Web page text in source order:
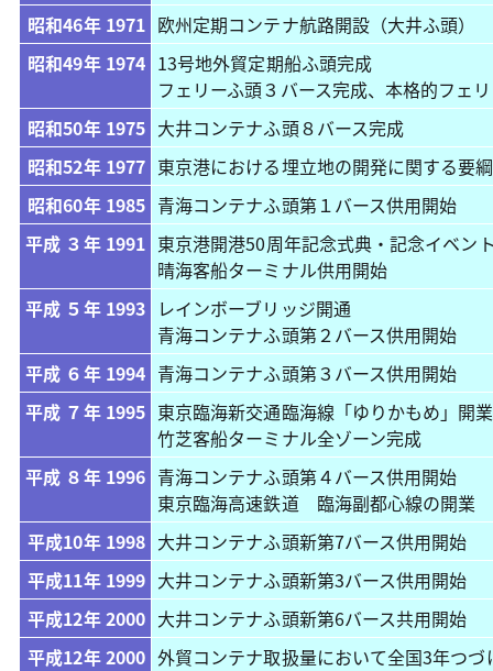
昭和46年 1971 欧州定期コンテナ航路開設（大井ふ頭）
昭和49年 1974 13号地外貿定期船ふ頭完成
フェリーふ頭３バース完成、本格的フェ
昭和50年 1975 大井コンテナふ頭８バース完成
昭和52年 1977 東京港における埋立地の開発に関する要
昭和60年 1985 青海コンテナふ頭第１バース供用開始
平成 ３年 1991 東京港開港50周年記念式典・記念イベン
晴海客船ターミナル供用開始
平成 ５年 1993 レインボーブリッジ開通
青海コンテナふ頭第２バース供用開始
平成 ６年 1994 青海コンテナふ頭第３バース供用開始
平成 ７年 1995 東京臨海新交通臨海線「ゆりかもめ」開業
竹芝客船ターミナル全ゾーン完成
平成 ８年 1996 青海コンテナふ頭第４バース供用開始
東京臨海高速鉄道 臨海副都心線の開業
平成10年 1998 大井コンテナふ頭新第7バース供用開始
平成11年 1999 大井コンテナふ頭新第3バース供用開始
平成12年 2000 大井コンテナふ頭新第6バース共用開始
平成12年 2000 外貿コンテナ取扱量において全国3年つづ